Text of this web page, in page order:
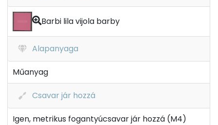
Barbi lila vijola barby
Alapanyaga
Műanyag
Csavar jár hozzá
Igen, metrikus fogantyúcsavar jár hozzá (M4)